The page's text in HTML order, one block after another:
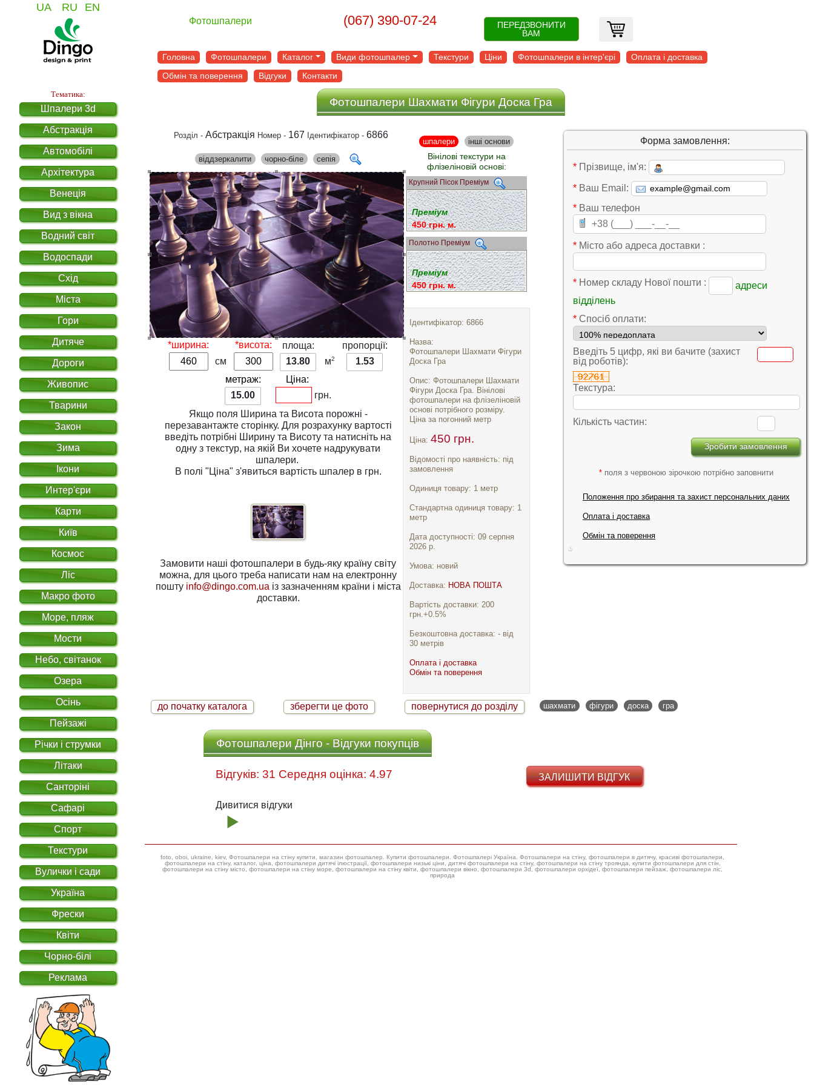
UA RU EN
Фотошпалери (067) 390-07-24
ПЕРЕДЗВОНИТИ
ВАМ
Головна Фотошпалери Каталог Види фотошпалер Текстури Ціни Фотошпалери в інтер'єрі
Оплата і доставка
Обмін та поверення
Відгуки Контакти
Тематика:
Шпалери 3d
Абстракція
Автомобілі
Архітектура
Венеція
Вид з вікна
Водний світ
Водоспади
Схід
Міста
Гори
Дитяче
Дороги
Живопис
Тварини
Закон
Зима
Ікони
Интер'єри
Карти
Київ
Космос
Ліс
Макро фото
Море, пляж
Мости
Небо, світанок
Озера
Осінь
Пейзажі
Річки і струмки
Літаки
Санторіні
Сафарі
Спорт
Текстури
Вулички і сади
Україна
Фрески
Квіти
Чорно-білі
Реклама
Фотошпалери Шахмати Фігури Доска Гра
Розділ -Абстракція Номер - 167 Ідентифікатор -6866
віддзеркалити чорно-біле сепія
*ширина:
см
*висота:
площа:
13.80
м2
пропорції:
1.53
метраж:
15.00
Ціна:
грн.
Якщо поля Ширина та Висота порожні -
перезавантажте сторінку. Для розрахунку вартості
введіть потрібні Ширину та Висоту та натисніть на
одну зтекстур, на якій Ви хочете надрукувати
шпалери.
В полі "Ціна" з'явиться вартість шпалер в грн.
Замовити наші фотошпалери в будь-яку країну світу
можна, для цього треба написати нам на електронну
пошту info@dingo.com.uaіз зазначенням країни і міста
доставки.
шпалери інші основи
Вінілові текстури на
флізеліновій основі:
Крупний Пісок Преміум
Преміум
450 грн. м.
Полотно Преміум
Преміум
450 грн. м.
Ідентифікатор: 6866
Назва:
Фотошпалери Шахмати Фігури
Доска Гра
Опис: Фотошпалери Шахмати
Фігури Доска Гра. Вінілові
фотошпалери на флізеліновій
основі потрібного розміру.
Ціна за погонний метр
Ціна: 450 грн.
Відомості про наявність: під
замовлення
Одиниця товару: 1 метр
Стандартна одиниця товару: 1
метр
Дата доступності: 09 серпня
2026 р.
Умова: новий
Доставка: НОВА ПОШТА
Вартість доставки: 200
грн.+0.5%
Безкоштовна доставка: - від
30 метрів
Оплата і доставка
Обмін та поверення
Форма замовлення:
* Прізвище, ім'я:
* Ваш Email:
* Ваш телефон
* Місто або адреса доставки :
* Номер складу Нової пошти :
адреси
відділень
* Cпосіб оплати:
Введіть 5 цифр, які ви бачите (захист
від роботів):
Текстура:
Кількість частин:
* поля з червоною зірочкою потрібно заповнити
Положення про збирання та захист персональних даних
Оплата і доставка
Обмін та поверення
до початку каталога зберегти це фото повернутися до розділу шахмати фігури доска гра
Фотошпалери Дінго - Відгуки покупців
ЗАЛИШИТИ ВІДГУК
Відгуків: 31 Середня оцінка: 4.97
Дивитися відгуки
foto, oboi, ukraine, kiev, Фотошпалери на стіну купити, магазин фотошпалер. Купити фотошпалери. Фотошпалері Україна. Фотошпалери на стіну, фотошпалери в дитячу, красиві фотошпалери,
фотошпалери на стіну, каталог, ціна, фотошпалери дитячі ілюстрації, фотошпалери низькі ціни, дитячі фотошпалери на стіну, фотошпалери на стіну троянда, купити фотошпалери для стін,
фотошпалери на стіну місто, фотошпалери на стіну море, фотошпалери на стіну квіти, фотошпалери вікно, фотошпалери 3d, фотошпалери орхідеї, фотошпалери пейзаж, фотошпалери ліс,
природа